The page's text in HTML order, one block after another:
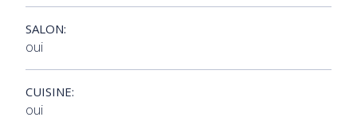
SALON:
oui
CUISINE:
oui